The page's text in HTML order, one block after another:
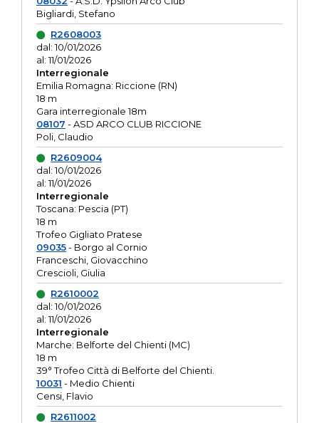
Bigliardi, Stefano
R2608003
dal: 10/01/2026
al: 11/01/2026
Interregionale
Emilia Romagna: Riccione (RN)
18 m
Gara interregionale 18m
08107 - ASD ARCO CLUB RICCIONE
Poli, Claudio
R2609004
dal: 10/01/2026
al: 11/01/2026
Interregionale
Toscana: Pescia (PT)
18 m
Trofeo Gigliato Pratese
09035- Borgo al Cornio
Franceschi, Giovacchino
Crescioli, Giulia
R2610002
dal: 10/01/2026
al: 11/01/2026
Interregionale
Marche: Belforte del Chienti (MC)
18 m
39° Trofeo Città di Belforte del Chienti.
10031 - Medio Chienti
Censi, Flavio
R2611002